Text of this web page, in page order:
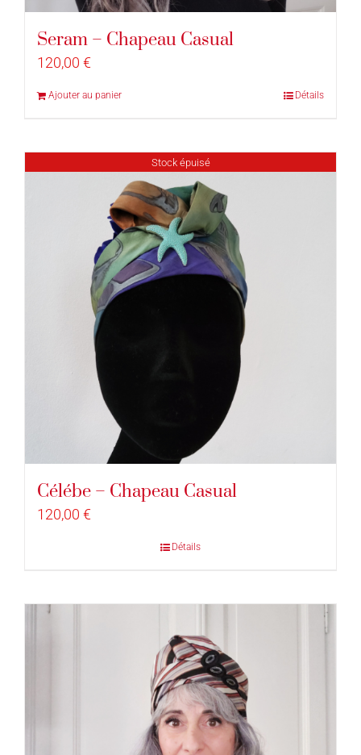
Seram – Chapeau Casual
120,00 €
Ajouter au panier Détails
Stock épuisé
Célébe – Chapeau Casual
120,00 €
Détails